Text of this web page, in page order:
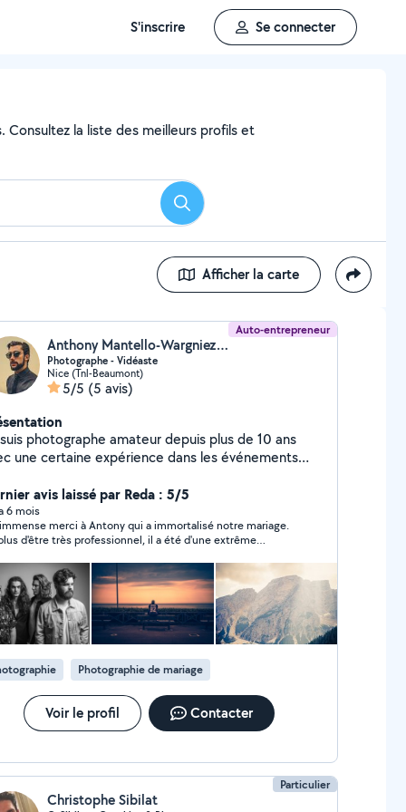
S'inscrire Se connecter
Consultez la liste des meilleurs profils et
Rechercher
Afficher la carte
Auto-entrepreneur
Anthony Mantello-Wargniez (AMATELLO)
Photographe - Vidéaste
Nice (Tnl-Beaumont)
5/5 (5 avis)
photographe amateur depuis plus de 10 ans
une certaine expérience dans les événements
genre. Je me suis depuis professionnalisé dans
et je m'axe aussi depuis plus de 4 ans
la vidéo, n'hésitez pas à me contacter pour plus
avis laissé par Reda : 5/5
6 mois
merci à Antony qui a immortalisé notre mariage.
d'être très professionnel, il a été d'une extrême
superbes, je le recommande les yeux fermés !
Photographie de mariage
Voir le profil Contacter
Particulier
Christophe Sibilat